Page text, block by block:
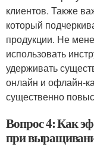
клиентов. Также
который
продукции. Не
использовать
удерживать
онлайн и офлайн-
существенно
Вопрос 4: Как
при